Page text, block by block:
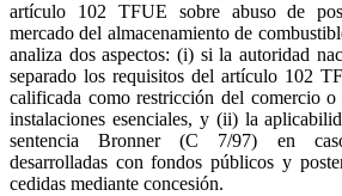
artículo 102 TFUE sobre abuso de
mercado del almacenamiento de
analiza dos aspectos: (i) si la autoridad
separado los requisitos del artículo 102
calificada como restricción del comercio o
instalaciones esenciales, y (ii) la
sentencia Bronner (C 7/97) en
desarrolladas con fondos públicos y
cedidas mediante concesión.